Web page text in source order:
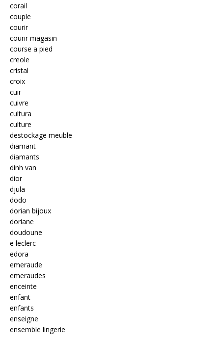
corail
couple
courir
courir magasin
course a pied
creole
cristal
croix
cuir
cuivre
cultura
culture
destockage meuble
diamant
diamants
dinh van
dior
djula
dodo
dorian bijoux
doriane
doudoune
e leclerc
edora
emeraude
emeraudes
enceinte
enfant
enfants
enseigne
ensemble lingerie